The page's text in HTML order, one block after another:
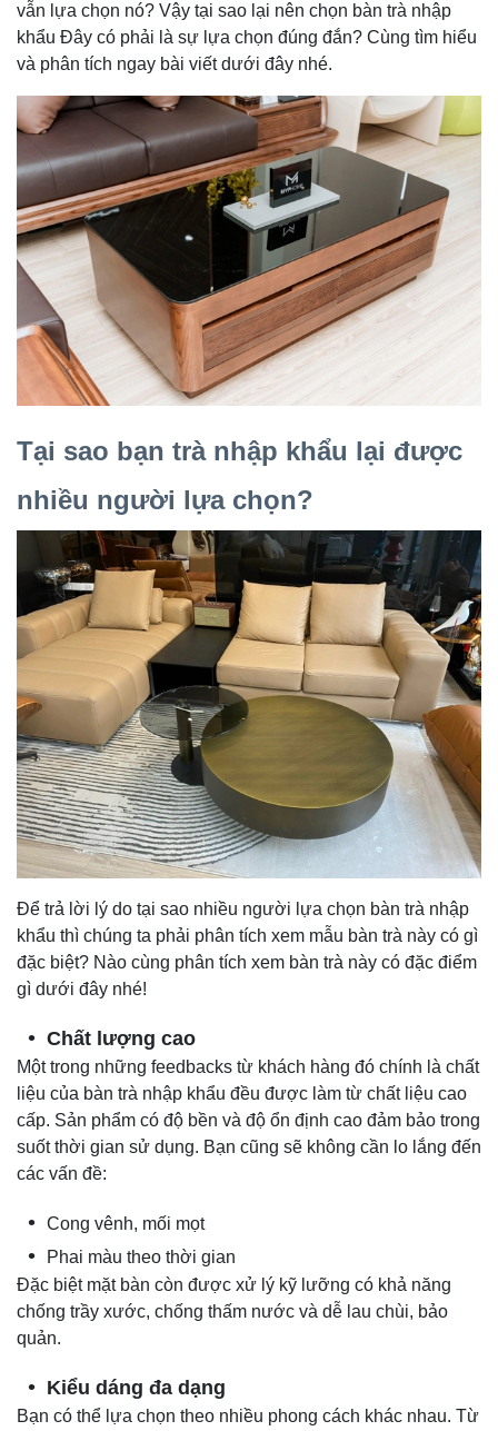
vẫn lựa chọn nó? Vậy tại sao lại nên chọn bàn trà nhập
khẩu Đây có phải là sự lựa chọn đúng đắn? Cùng tìm hiểu
và phân tích ngay bài viết dưới đây nhé.
Tại sao bạn trà nhập khẩu lại được
nhiều người lựa chọn?
Để trả lời lý do tại sao nhiều người lựa chọn bàn trà nhập
khẩu thì chúng ta phải phân tích xem mẫu bàn trà này có gì
đặc biệt? Nào cùng phân tích xem bàn trà này có đặc điểm
gì dưới đây nhé!
Chất lượng cao
Một trong những feedbacks từ khách hàng đó chính là chất
liệu của bàn trà nhập khẩu đều được làm từ chất liệu cao
cấp. Sản phẩm có độ bền và độ ổn định cao đảm bảo trong
suốt thời gian sử dụng. Bạn cũng sẽ không cần lo lắng đến
các vấn đề:
Cong vênh, mối mọt
Phai màu theo thời gian
Đặc biệt mặt bàn còn được xử lý kỹ lưỡng có khả năng
chống trầy xước, chống thấm nước và dễ lau chùi, bảo
quản.
Kiểu dáng đa dạng
Bạn có thể lựa chọn theo nhiều phong cách khác nhau. Từ